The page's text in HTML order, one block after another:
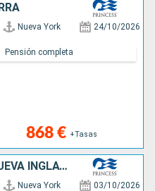
Nueva York 24/10/2026
868 € +Tasas
Pensión completa
LO MEJOR DE CANADÁ Y NUEVA INGLATERRA
Nueva York 03/10/2026